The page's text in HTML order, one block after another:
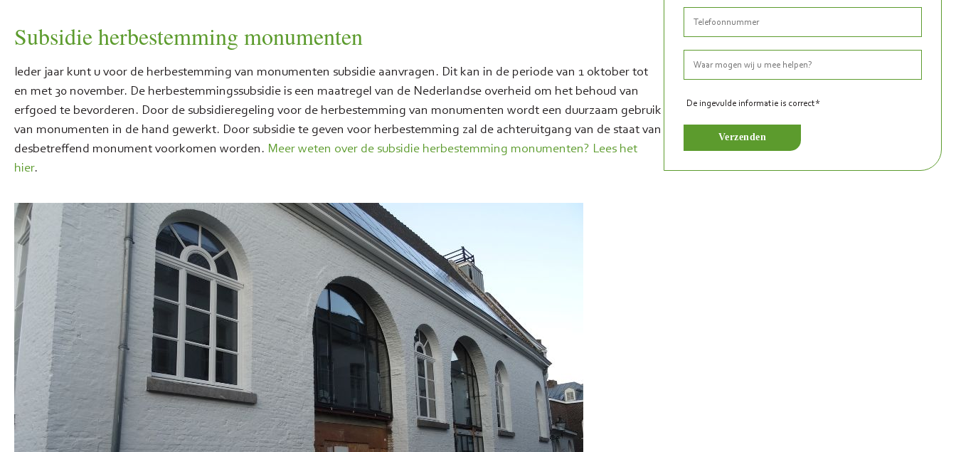
Subsidie herbestemming monumenten
Ieder jaar kunt u voor de herbestemming van monumenten subsidie aanvragen. Dit kan in de periode van 1 oktober tot
en met 30 november. De herbestemmingssubsidie is een maatregel van de Nederlandse overheid om het behoud van
erfgoed te bevorderen. Door de subsidieregeling voor de herbestemming van monumenten wordt een duurzaam gebruik
van monumenten in de hand gewerkt. Door subsidie te geven voor herbestemming zal de achteruitgang van de staat van
desbetreffend monument voorkomen worden. Meer weten over de subsidie herbestemming monumenten? Lees het
hier.
De ingevulde informatie is correct*